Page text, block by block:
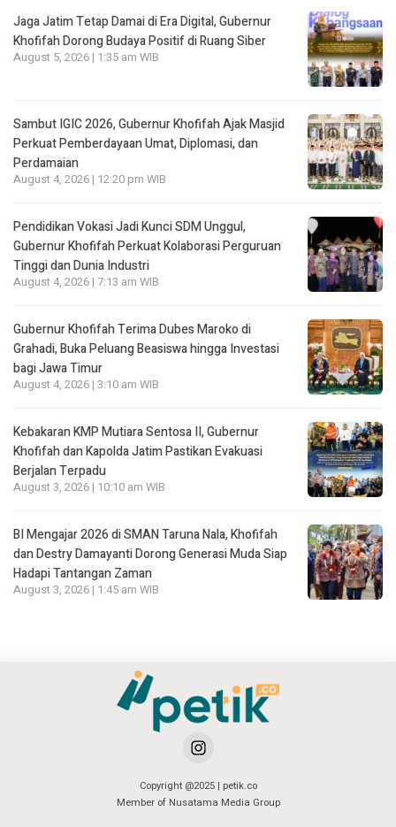
Jaga Jatim Tetap Damai di Era Digital, Gubernur
Khofifah Dorong Budaya Positif di Ruang Siber
August 5, 2026 | 1:35 am WIB
Sambut IGIC 2026, Gubernur Khofifah Ajak Masjid
Perkuat Pemberdayaan Umat, Diplomasi, dan
Perdamaian
August 4, 2026 | 12:20 pm WIB
Pendidikan Vokasi Jadi Kunci SDM Unggul,
Gubernur Khofifah Perkuat Kolaborasi Perguruan
Tinggi dan Dunia Industri
August 4, 2026 | 7:13 am WIB
Gubernur Khofifah Terima Dubes Maroko di
Grahadi, Buka Peluang Beasiswa hingga Investasi
bagi Jawa Timur
August 4, 2026 | 3:10 am WIB
Kebakaran KMP Mutiara Sentosa II, Gubernur
Khofifah dan Kapolda Jatim Pastikan Evakuasi
Berjalan Terpadu
August 3, 2026 | 10:10 am WIB
BI Mengajar 2026 di SMAN Taruna Nala, Khofifah
dan Destry Damayanti Dorong Generasi Muda Siap
Hadapi Tantangan Zaman
August 3, 2026 | 1:45 am WIB
Copyright @2025 | petik.co
Member of Nusatama Media Group